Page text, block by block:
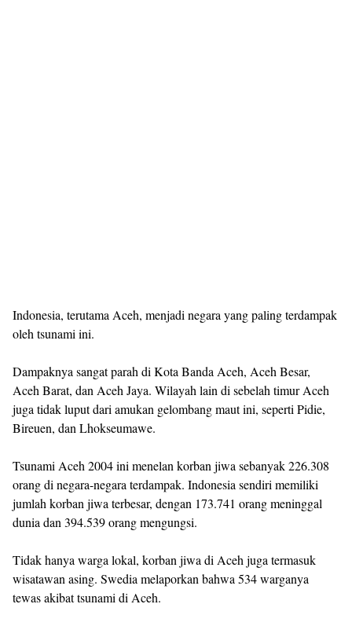
Indonesia, terutama Aceh, menjadi negara yang paling terdampak
oleh tsunami ini.
Dampaknya sangat parah di Kota Banda Aceh, Aceh Besar,
Aceh Barat, dan Aceh Jaya. Wilayah lain di sebelah timur Aceh
juga tidak luput dari amukan gelombang maut ini, seperti Pidie,
Bireuen, dan Lhokseumawe.
Tsunami Aceh 2004 ini menelan korban jiwa sebanyak 226.308
orang di negara-negara terdampak. Indonesia sendiri memiliki
jumlah korban jiwa terbesar, dengan 173.741 orang meninggal
dunia dan 394.539 orang mengungsi.
Tidak hanya warga lokal, korban jiwa di Aceh juga termasuk
wisatawan asing. Swedia melaporkan bahwa 534 warganya
tewas akibat tsunami di Aceh.